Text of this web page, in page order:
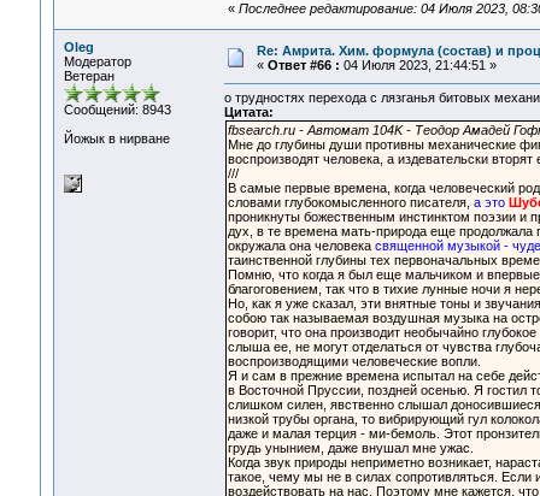
« Последнее редактирование: 04 Июля 2023,
Oleg
Модератор
Ветеран
Сообщений: 8943
Йожык в нирване
Re: Амрита. Хим. формула (состав) и
« Ответ #66 : 04 Июля 2023, 21:44:51 »
о трудностях перехода с лязганья битовых
Цитата:
fbsearch.ru - Автомат 104K - Теодор Амадей
Мне до глубины души противны механические
воспроизводят человека, а издевательски вторят
///
В самые первые времена, когда человеческий
словами глубокомысленного писателя, а это
проникнуты божественным инстинктом поэзии и
дух, в те времена мать-природа еще продолжала
окружала она человека священной музыкой -
таинственной глубины тех первоначальных
Помню, что когда я был еще мальчиком и
благоговением, так что в тихие лунные ночи я
Но, как я уже сказал, эти внятные тоны и
собою так называемая воздушная музыка на
говорит, что она производит необычайно
слыша ее, не могут отделаться от чувства
воспроизводящими человеческие вопли.
Я и сам в прежние времена испытал на себе
в Восточной Пруссии, поздней осенью. Я гостил
слишком силен, явственно слышал
низкой трубы органа, то вибрирующий гул
даже и малая терция - ми-бемоль. Этот
грудь унынием, даже внушал мне ужас.
Когда звук природы неприметно возникает,
такое, чему мы не в силах сопротивляться. Если
воздействовать на нас. Поэтому мне кажется,